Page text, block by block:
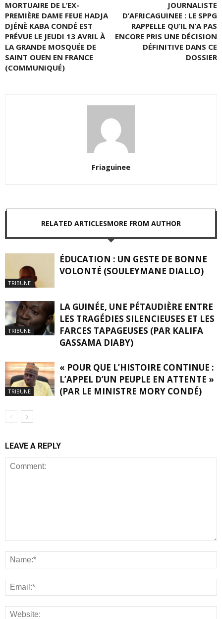
MORTUAIRE DE L’EX-
PREMIÈRE DAME FEUE HADJA
DJÉNÈ KABA CONDÉ EST
PRÉVUE LE JEUDI 13 AVRIL À
LA GRANDE MOSQUÉE DE
SAINT OUEN EN FRANCE
(COMMUNIQUÉ)
JOURNALISTE
D’AFRICAGUINEE : LE SPPG
RAPPELLE QU’IL N’A PAS
ENCORE PRIS UNE DÉCISION
DÉFINITIVE DANS CE
DOSSIER
Friaguinee
RELATED ARTICLESMORE FROM AUTHOR
TRIBUNE
ÉDUCATION : UN GESTE DE BONNE
VOLONTÉ (SOULEYMANE DIALLO)
TRIBUNE
LA GUINÉE, UNE PÉTAUDIÈRE ENTRE
LES TRAGÉDIES SILENCIEUSES ET LES
FARCES TAPAGEUSES (PAR KALIFA
GASSAMA DIABY)
TRIBUNE
« POUR QUE L’HISTOIRE CONTINUE :
L’APPEL D’UN PEUPLE EN ATTENTE »
(PAR LE MINISTRE MORY CONDÉ)
LEAVE A REPLY